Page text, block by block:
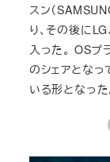
スン（
り、その後に
入った。 OSプ
のシェアとな
いる形となっ